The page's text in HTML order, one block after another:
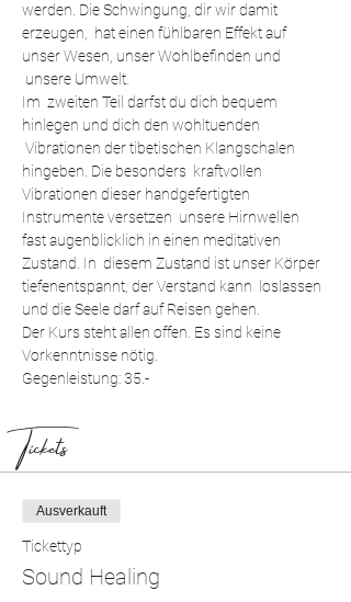
werden. Die Schwingung, dir wir damit
erzeugen,  hat einen fühlbaren Effekt auf
unser Wesen, unser Wohlbefinden und
unsere Umwelt.
Im  zweiten Teil darfst du dich bequem
hinlegen und dich den wohltuenden
Vibrationen der tibetischen Klangschalen
hingeben. Die besonders  kraftvollen
Vibrationen dieser handgefertigten
Instrumente versetzen  unsere Hirnwellen
fast augenblicklich in einen meditativen
Zustand. In  diesem Zustand ist unser Körper
tiefenentspannt, der Verstand kann  loslassen
und die Seele darf auf Reisen gehen.
Der Kurs steht allen offen. Es sind keine
Vorkenntnisse nötig.
Gegenleistung: 35.-
Tickets
Ausverkauft
Tickettyp
Sound Healing